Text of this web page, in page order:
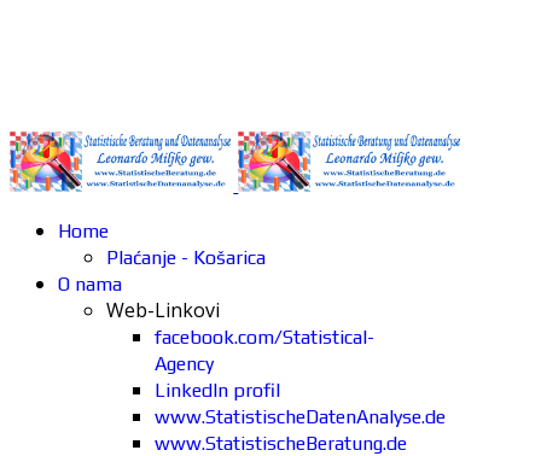
Home
Plaćanje - Košarica
O nama
Web-Linkovi
facebook.com/Statistical-
Agency
LinkedIn profil
www.StatistischeDatenAnalyse.de
www.StatistischeBeratung.de